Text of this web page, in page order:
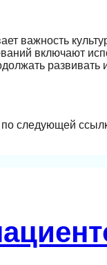
важность
включают
развивать
по следующей